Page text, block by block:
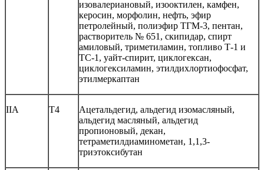
изовалериановый, изооктилен, камфен,
керосин, морфолин, нефть, эфир
петролейный, полиэфир ТГМ-3, пентан,
растворитель № 651, скипидар, спирт
амиловый, триметиламин, топливо Т-1 и
ТС-1, уайт-спирит, циклогексан,
циклогексиламин, этилдихлортиофосфат,
этилмеркаптан
IIА Т4
Ацетальдегид, альдегид изомасляный,
альдегид масляный, альдегид
пропионовый, декан,
тетраметилдиаминометан, 1,1,3-
триэтоксибутан